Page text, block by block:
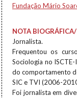
Fundação Mário
NOTA
Jornalista.
Frequentou os
Sociologia no
do comportamento
SIC e TVI (2006-
Foi jornalista em